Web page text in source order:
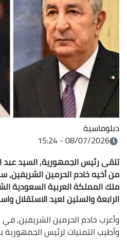
دبلوماسية
08/07/2026 - 15:24
تلقى رئيس الجمهورية, السيد عبد
من أخيه خادم الحرمين الشريفين,
ملك المملكة العربية السعودية
الرابعة والستين لعيد الاستقلال
وأعرب خادم الحرمين الشريفين, في
وأطيب التمنيات لرئيس الجمهورية